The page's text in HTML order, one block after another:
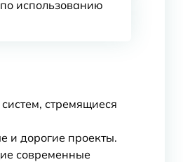
использованию
стремящиеся
и дорогие проекты.
современные